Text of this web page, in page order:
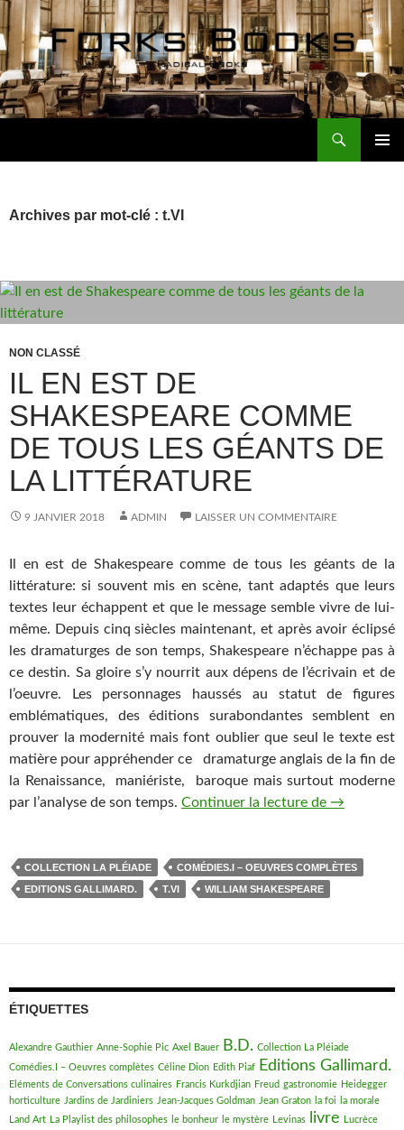
Aller
au
contenu
Archives par mot-clé : t.VI
NON CLASSÉ
IL EN EST DE
SHAKESPEARE COMME
DE TOUS LES GÉANTS DE
LA LITTÉRATURE
9 JANVIER 2018 ADMIN LAISSER UN COMMENTAIRE
Il en est de Shakespeare comme de tous les géants de la
littérature: si souvent mis en scène, tant adaptés que leurs
textes leur échappent et que le message semble vivre de lui-
même. Depuis cinq siècles maintenant, et après avoir éclipsé
les dramaturges de son temps, Shakespeare n’échappe pas à
ce destin. Sa gloire s’y nourrit aux dépens de l’écrivain et de
l’oeuvre. Les personnages haussés au statut de figures
emblématiques, des éditions surabondantes semblent en
prouver la modernité mais font oublier que seul le texte est
matière pour appréhender ce dramaturge anglais de la fin de
la Renaissance, maniériste, baroque mais surtout moderne
par l’analyse de son temps. Continuer la lecture de Il en est de
→
COLLECTION LA PLÉIADE
COMÉDIES.I – OEUVRES COMPLÈTES
EDITIONS GALLIMARD.
T.VI WILLIAM SHAKESPEARE
ÉTIQUETTES
Alexandre Gauthier Anne-Sophie Pic Axel Bauer B.D. Collection La Pléiade
Comédies.I – Oeuvres complètes Céline Dion Edith Piaf Editions Gallimard.
Eléments de Conversations culinaires Francis Kurkdjian Freud gastronomie Heidegger
horticulture Jardins de Jardiniers Jean-Jacques Goldman Jean Graton la foi
la morale
Land Art La Playlist des philosophes le bonheur le mystère Levinas livre Lucrèce